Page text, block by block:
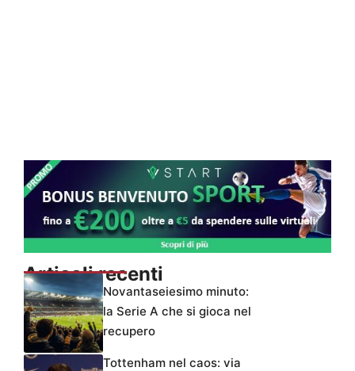
Articoli recenti
Novantaseiesimo minuto:
la Serie A che si gioca nel
recupero
Tottenham nel caos: via